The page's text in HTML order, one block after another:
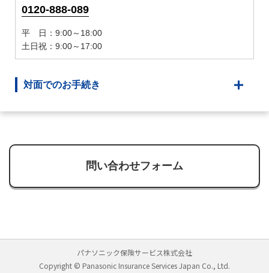
0120-888-089
平 日：9:00～18:00
土日祝：9:00～17:00
対面でのお手続き
問い合わせフォーム
パナソニック保険サービス株式会社
Copyright © Panasonic Insurance Services Japan Co., Ltd.